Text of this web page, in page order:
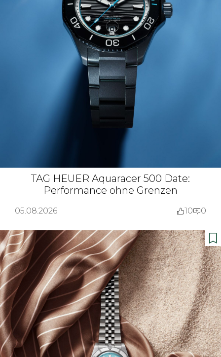
TAG HEUER Aquaracer 500 Date:
Performance ohne Grenzen
05.08.2026 10 0